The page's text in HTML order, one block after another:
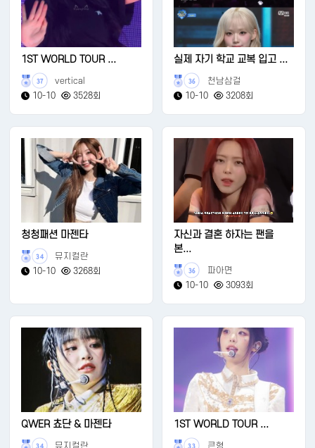
1ST WORLD TOUR ...
37
vertical
10-10
3528회
실제 자기 학교 교복 입고 ...
36
천남삼걸
10-10
3208회
청청패션 마젠타
34
뮤지컬란
10-10
3268회
자신과 결혼 하자는 팬을
본...
36
파아면
10-10
3093회
QWER 쵸단 & 마젠타
34
뮤지컬란
1ST WORLD TOUR ...
33
큰형